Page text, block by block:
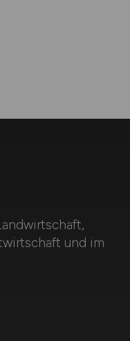
und im